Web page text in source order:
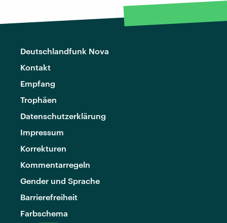
Deutschlandfunk Nova
Kontakt
Empfang
Trophäen
Datenschutzerklärung
Impressum
Korrekturen
Kommentarregeln
Gender und Sprache
Barrierefreiheit
Farbschema